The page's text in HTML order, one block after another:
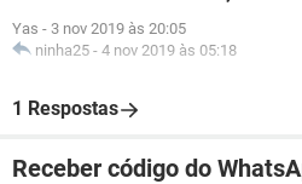
Yas - 3 nov 2019 às 20:05
ninha25 - 4 nov 2019 às 05:18
1 Respostas
Receber código do